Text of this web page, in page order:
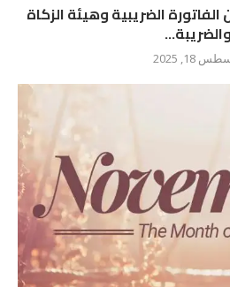
الضريبية وهيئة الزكاة
والضريبة...
18, 2025